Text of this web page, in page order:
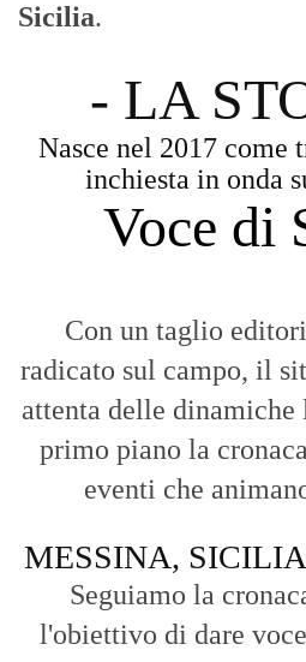
Sicilia.
- LA
Nasce nel 2017 come
inchiesta in onda
Voce di
Con un taglio
radicato sul campo, il
attenta delle
primo piano la
eventi che
MESSINA,
Seguiamo la
l'obiettivo di dare